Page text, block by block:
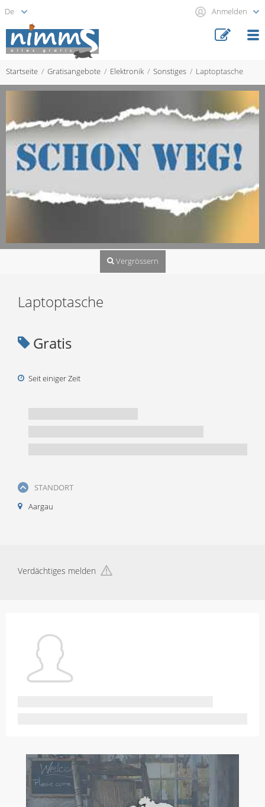
Anmelden
Startseite Gratisangebote Elektronik Sonstiges Laptoptasche
Vergrössern
Laptoptasche
Gratis
Seit einiger Zeit
STANDORT
Aargau
Verdächtiges melden